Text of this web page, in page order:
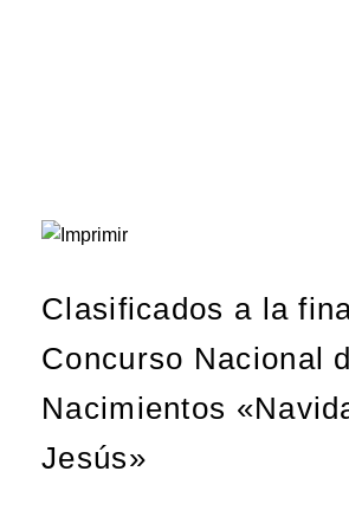
Clasificados a la
Concurso Nacional
Nacimientos
Jesús»